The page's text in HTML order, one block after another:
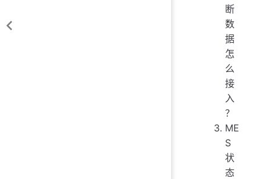
断
数
据
怎
么
接
入
？
ME
S
状
态